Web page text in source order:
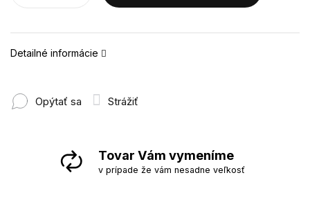
Detailné informácie
Opýtať sa Strážiť
Tovar Vám vymeníme
v prípade že vám nesadne veľkosť